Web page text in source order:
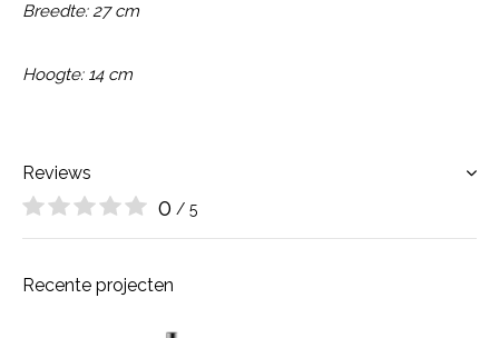
Breedte: 27 cm
Hoogte: 14 cm
Reviews
0 / 5
Recente projecten